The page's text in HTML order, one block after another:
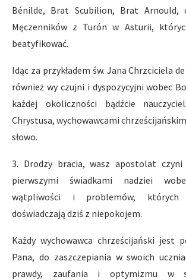
Bénilde, Brat Scubilion, Brat Arnould,
Męczenników z Turón w Asturii,
beatyfikować.
Idąc za przykładem św. Jana Chrzciciela
również wy czujni i dyspozycyjni wobec
każdej okoliczności bądźcie
Chrystusa, wychowawcami
słowo.
3. Drodzy bracia, wasz apostolat czyni
pierwszymi świadkami nadziei
wątpliwości i problemów, których
doświadczają dziś z niepokojem.
Każdy wychowawca chrześcijański jest
Pana, do zaszczepiania w swoich
prawdy, zaufania i optymizmu w